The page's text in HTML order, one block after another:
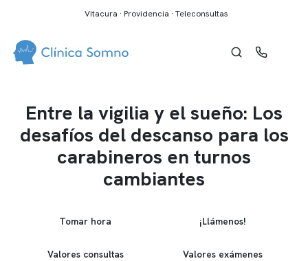
Vitacura · Providencia · Teleconsultas
Entre la vigilia y el sueño: Los
desafíos del descanso para los
carabineros en turnos
cambiantes
Tomar hora ¡Llámenos!
Valores consultas Valores exámenes